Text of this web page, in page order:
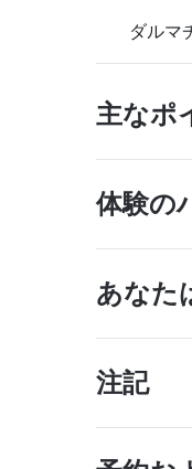
ダルマ
主なポ
体験の
あなた
注記